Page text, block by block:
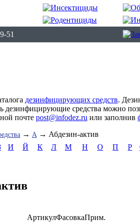
51
дезинфицирующих средств.
дезинфицирующие средства можно
почте post@infodez.ru или заполнив
→ А → Абдезин-актив
И Й К Л М Н О П Р
АртикулФасовкаПрим.